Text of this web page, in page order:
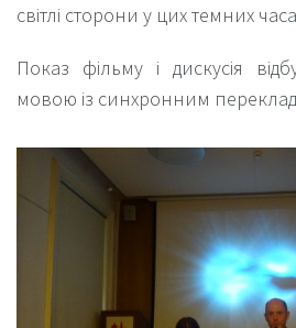
світлі сторони у цих темних
Показ фільму і дискусія
мовою із синхронним